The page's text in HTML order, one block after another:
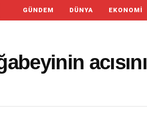
GÜNDEM DÜNYA EKONOMI
acısını